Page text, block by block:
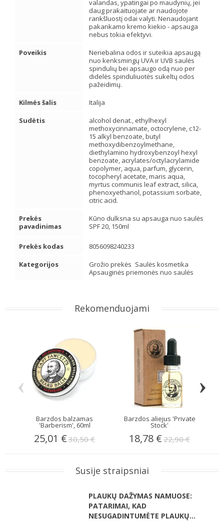
valandas, ypatingai po maudynių, jei
daug prakaituojate ar naudojote
rankšluostį odai valyti. Nenaudojant
pakankamo kremo kiekio - apsauga
nebus tokia efektyvi.
Poveikis
Neriebalina odos ir suteikia apsaugą
nuo kenksmingų UVA ir UVB saulės
spindulių bei apsaugo odą nuo per
didelės spinduliuotės sukeltų odos
pažeidimų.
Kilmės šalis
Italija
Sudėtis
alcohol denat., ethylhexyl
methoxycinnamate, octocrylene, c12-
15 alkyl benzoate, butyl
methoxydibenzoylmethane,
diethylamino hydroxybenzoyl hexyl
benzoate, acrylates/octylacrylamide
copolymer, aqua, parfum, glycerin,
tocopheryl acetate, maris aqua,
myrtus communis leaf extract, silica,
phenoxyethanol, potassium sorbate,
citric acid.
Prekės
pavadinimas
Kūno dulksna su apsauga nuo saulės
SPF 20, 150ml
Prekės kodas
8056098240233
Kategorijos
Grožio prekės Saulės kosmetika
Apsauginės priemonės nuo saulės
Rekomenduojami
Barzdos balzamas
'Barberism', 60ml
25,01 € 30,50 €
Barzdos aliejus 'Private
Stock'
18,78 € 22,90 €
‹ ›
Susije straipsniai
PLAUKŲ DAŽYMAS NAMUOSE:
PATARIMAI, KAD
NESUGADINTUMĖTE PLAUKŲ...